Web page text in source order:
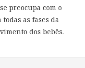
preocupa com o
as fases da
dos bebês.